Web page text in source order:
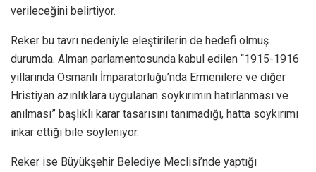
verileceğini belirtiyor.
Reker bu tavrı nedeniyle eleştirilerin de hedefi olmuş
durumda. Alman parlamentosunda kabul edilen “1915-1916
yıllarında Osmanlı İmparatorluğu’nda Ermenilere ve diğer
Hristiyan azınlıklara uygulanan soykırımın hatırlanması ve
anılması” başlıklı karar tasarısını tanımadığı, hatta soykırımı
inkar ettiği bile söyleniyor.
Reker ise Büyükşehir Belediye Meclisi’nde yaptığı